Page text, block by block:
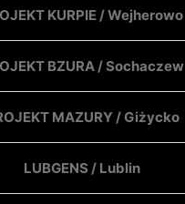
KURPIE / Wejherowo
BZURA / Sochaczew
MAZURY / Giżycko
LUBGENS / Lublin